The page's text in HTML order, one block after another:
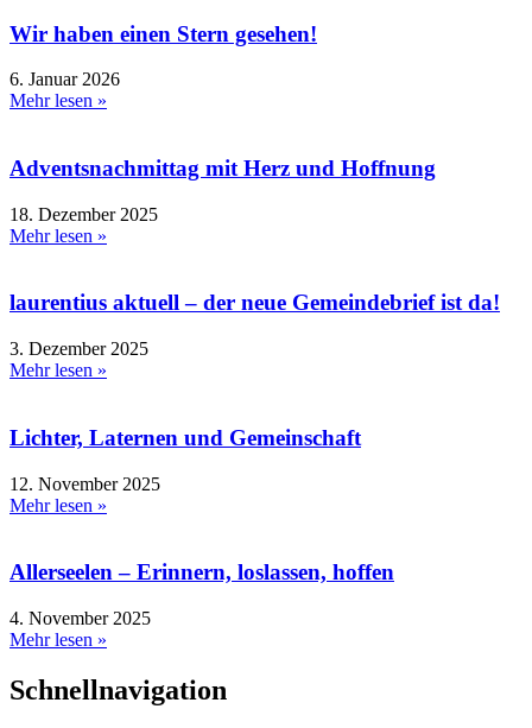
Wir haben einen Stern gesehen!
6. Januar 2026
Mehr lesen »
Adventsnachmittag mit Herz und Hoffnung
18. Dezember 2025
Mehr lesen »
laurentius aktuell – der neue Gemeindebrief ist da!
3. Dezember 2025
Mehr lesen »
Lichter, Laternen und Gemeinschaft
12. November 2025
Mehr lesen »
Allerseelen – Erinnern, loslassen, hoffen
4. November 2025
Mehr lesen »
Schnellnavigation